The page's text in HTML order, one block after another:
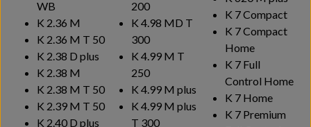
WB
K 2.36 M
K 2.36 M T 50
K 2.38 D plus
K 2.38 M
K 2.38 M T 50
K 2.39 M T 50
K 2.40 D plus
200
K 4.98 MD T
300
K 4.99 M T
250
K 4.99 M plus
K 4.99 M plus
T 300
K 7 Compact
K 7 Compact
Home
K 7 Full
Control Home
K 7 Home
K 7 Premium